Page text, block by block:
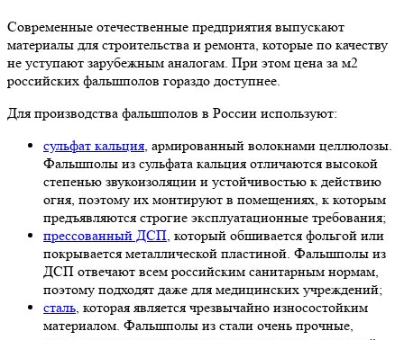
Современные отечественные предприятия выпускают
материалы для строительства и ремонта, которые по качеству
не уступают зарубежным аналогам. При этом цена за м2
российских фальшполов гораздо доступнее.
Для производства фальшполов в России используют:
сульфат кальция , армированный волокнами целлюлозы.
Фальшполы из сульфата кальция отличаются высокой
степенью звукоизоляции и устойчивостью к действию
огня, поэтому их монтируют в помещениях, к которым
предъявляются строгие эксплуатационные требования;
прессованный ДСП , который обшивается фольгой или
покрывается металлической пластиной. Фальшполы из
ДСП отвечают всем российским санитарным нормам,
поэтому подходят даже для медицинских учреждений;
сталь , которая является чрезвычайно износостойким
материалом. Фальшполы из стали очень прочные,